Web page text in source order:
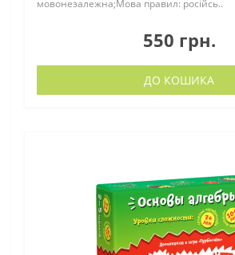
мовонезалежна;Мова правил: російсь..
550 грн.
ДО КОШИКА